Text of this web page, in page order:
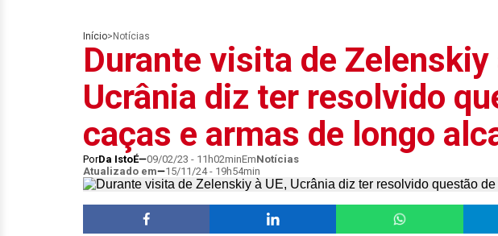
Início> Notícias
Durante visita de Zelenskiy
Ucrânia diz ter resolvido
caças e armas de longo
PorDa IstoÉ 09/02/23 - 11h02minEmNotícias
Atualizado em
15/11/24 - 19h54min